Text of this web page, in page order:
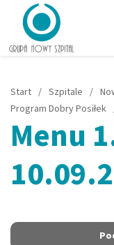
Start / Szpitale /
Program Dobry Posiłek
Menu